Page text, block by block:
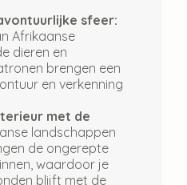
sfeer:
Afrikaanse
dieren en
brengen een
en verkenning
met de
landschappen
de ongerepte
waardoor je
blijft met de